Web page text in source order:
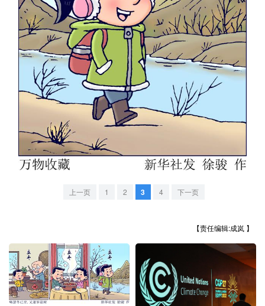
彩票 娱乐 时尚 悦读
公益 一带一路 亚太网 上市公司
文化产业
北京 天津
辽宁 上海 江苏
安徽 福建
四川 贵州 云南
陕西 甘肃 青海 宁夏
上一页 1 2 3 4 下一页
【责任编辑:成岚 】